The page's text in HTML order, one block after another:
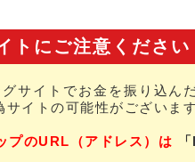
トにご注意ください
サイトでお金を振り込ん
イトの可能性がございま
プのURL（アドレス）は